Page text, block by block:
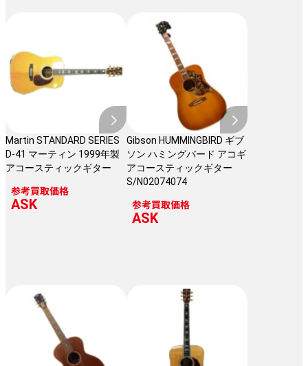
Martin STANDARD SERIES
D-41 マーティン 1999年製
アコースティックギター
参考買取価格
ASK
Gibson HUMMINGBIRD ギブ
ソン ハミングバード アコギ
アコースティックギター
S/N02074074
参考買取価格
ASK